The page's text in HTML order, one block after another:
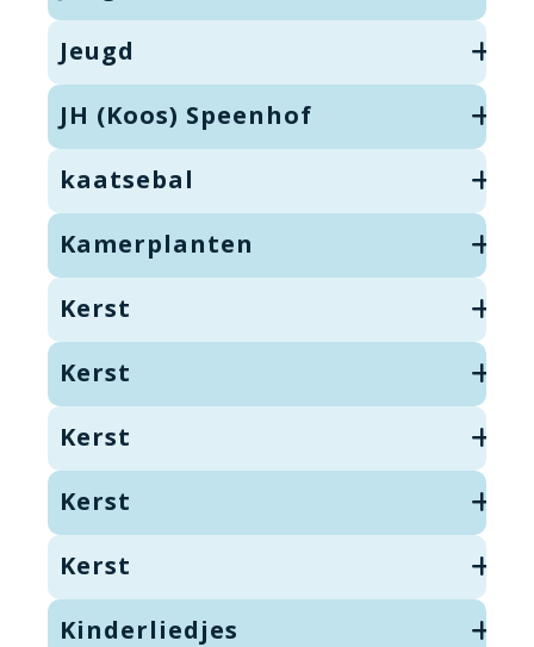
Jeugd
JH (Koos) Speenhof
kaatsebal
Kamerplanten
Kerst
Kerst
Kerst
Kerst
Kerst
Kinderliedjes